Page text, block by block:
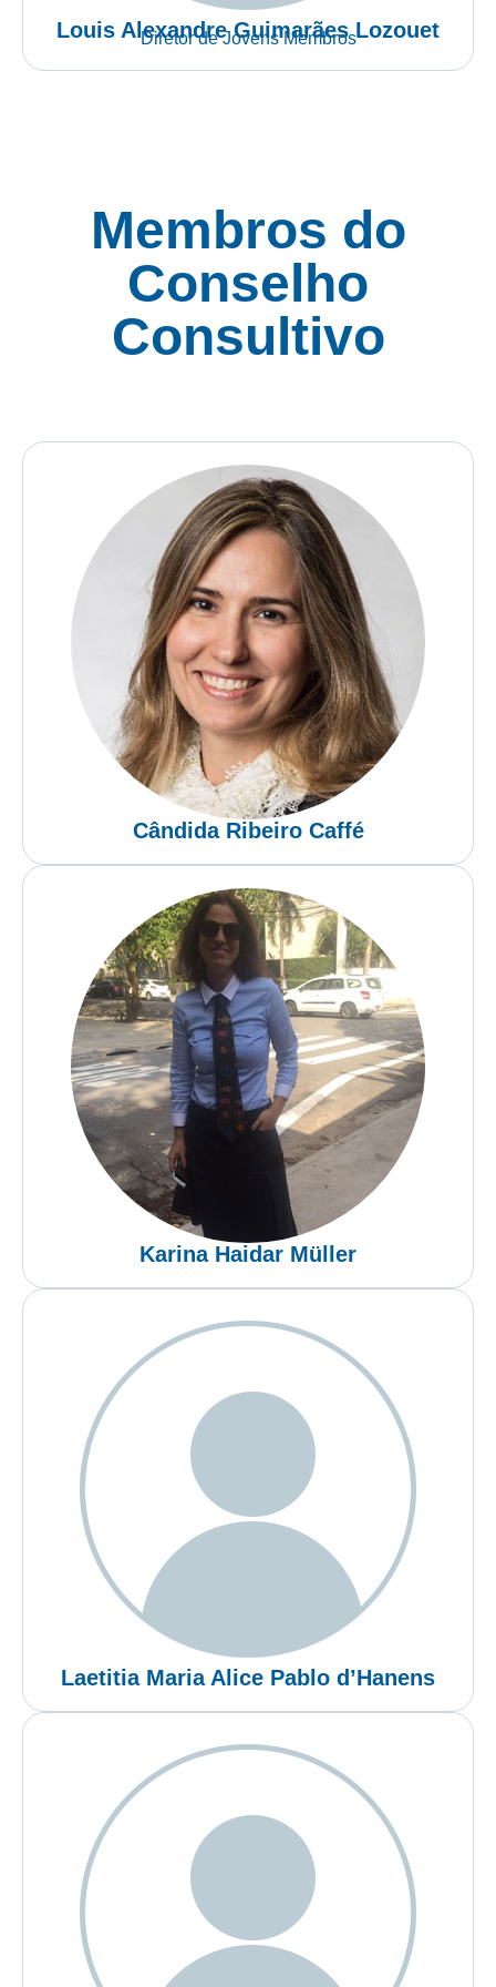
Louis Alexandre Guimarães Lozouet
Diretor de Jovens Membros
Membros do
Conselho
Consultivo
Cândida Ribeiro Caffé
Karina Haidar Müller
Laetitia Maria Alice Pablo d’Hanens